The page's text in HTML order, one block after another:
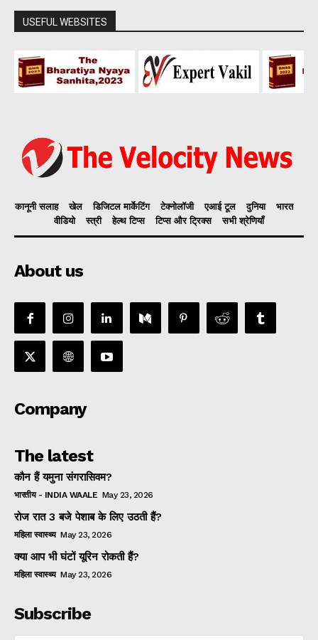
USEFUL WEBSITES
कानूनी सलाह खेल डिजिटल मार्केटिंग टेक्नोलॉजी एआई टूल दुनिया
भारत
वीडियो
स्त्री हेल्थ टिप्स टिप्स और ट्रिक्स सभी श्रेणियाँ
About us
Company
The latest
कौन हैं यमुना संगरासिवम?
भारतीय - INDIA WAALE May 23, 2026
रोज रात 3 बजे पेशाब के लिए उठती हैं?
महिला स्वास्थ्य May 23, 2026
क्या आप भी घंटों यूरिन रोकती हैं?
महिला स्वास्थ्य May 23, 2026
Subscribe